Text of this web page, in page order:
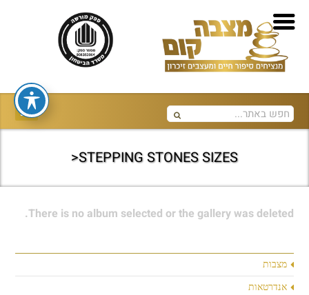
STEPPING STONES SIZES<
מצבות
אנדרטאות
There is no album selected or the gallery was deleted.